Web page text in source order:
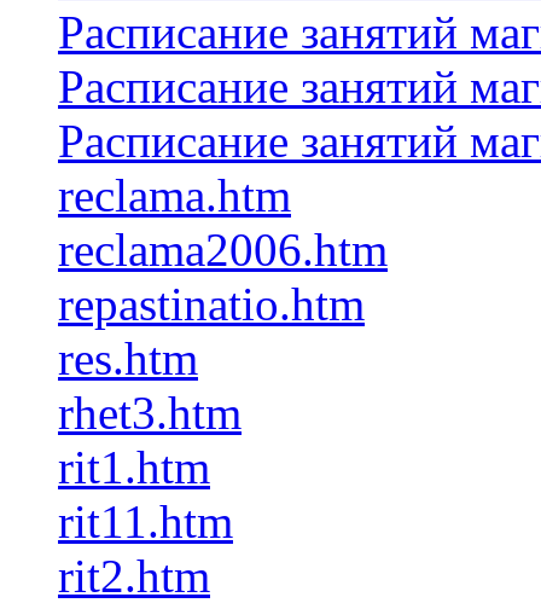
Расписание занятий
Расписание занятий
Расписание занятий
reclama.htm
reclama2006.htm
repastinatio.htm
res.htm
rhet3.htm
rit1.htm
rit11.htm
rit2.htm